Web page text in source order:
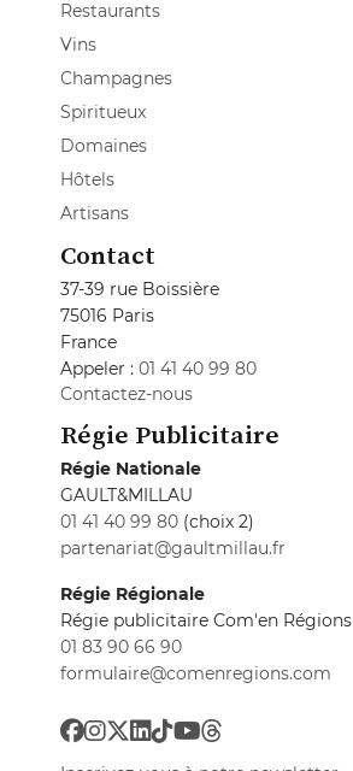
Restaurants
Vins
Champagnes
Spiritueux
Domaines
Hôtels
Artisans
Contact
37-39 rue Boissière
75016 Paris
France
Appeler : 01 41 40 99 80
Contactez-nous
Régie Publicitaire
Régie Nationale
GAULT&MILLAU
01 41 40 99 80 (choix 2)
partenariat@gaultmillau.fr
Régie Régionale
Régie publicitaire Com'en Régions
01 83 90 66 90
formulaire@comenregions.com